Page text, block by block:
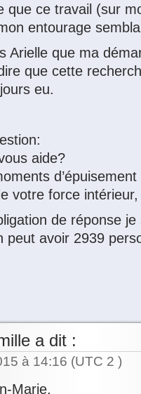
que ce travail (sur
entourage
Arielle que ma
que cette
eu.
aide?
votre force
de réponse
peut avoir 2939
a dit :
à 14:16 (UTC 2 )
Marie,